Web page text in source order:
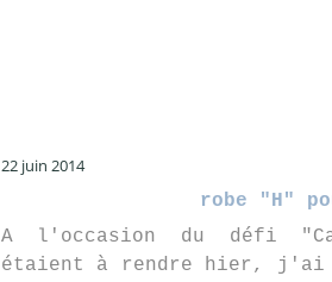
22 juin 2014
robe "H"
A l'occasion du défi
étaient à rendre hier, j'ai